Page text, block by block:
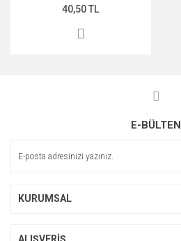
40,50 TL
E-BÜLTEN
KURUMSAL
ALIŞVERİŞ